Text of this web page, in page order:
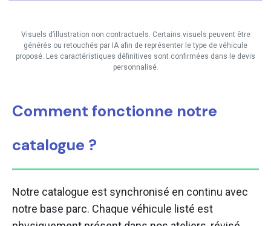
Visuels d’illustration non contractuels. Certains visuels peuvent être
générés ou retouchés par IA afin de représenter le type de véhicule
proposé. Les caractéristiques définitives sont confirmées dans le devis
personnalisé.
Comment fonctionne notre
catalogue ?
Notre catalogue est synchronisé en continu avec
notre base parc. Chaque véhicule listé est